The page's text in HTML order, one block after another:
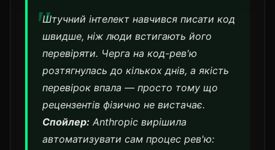
Штучний інтелект навчився писати код
швидше, ніж люди встигають його
перевіряти. Черга на код-рев'ю
розтягнулась до кількох днів, а якість
перевірок впала — просто тому що
рецензентів фізично не вистачає.
Спойлер: Anthropic вирішила
автоматизувати сам процес рев'ю: